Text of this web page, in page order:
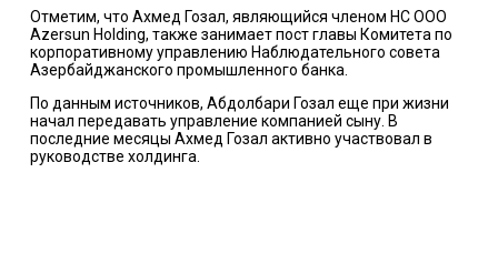
Отметим, что Ахмед Гозал, являющийся членом НС ООО
Azersun Holding, также занимает пост главы Комитета по
корпоративному управлению Наблюдательного совета
Азербайджанского промышленного банка.
По данным источников, Абдолбари Гозал еще при жизни
начал передавать управление компанией сыну. В
последние месяцы Ахмед Гозал активно участвовал в
руководстве холдинга.